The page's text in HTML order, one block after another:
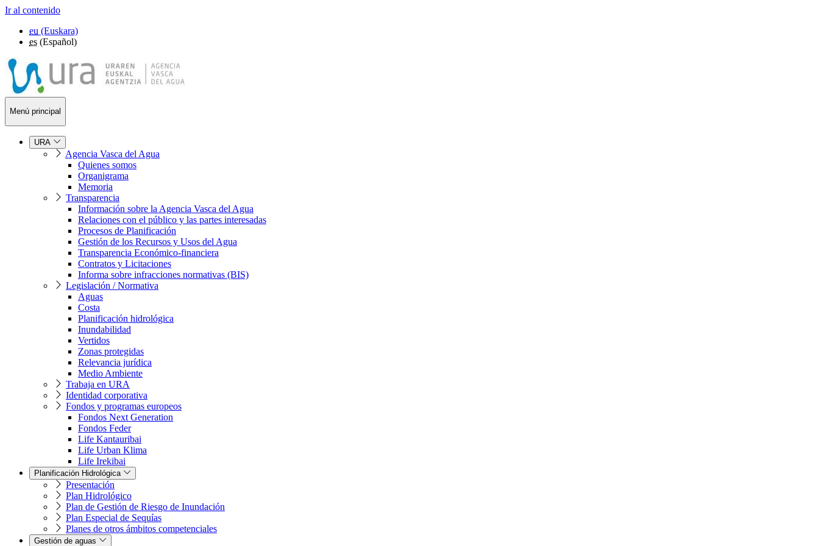
Ir al contenido
eu (Euskara)
es (Español)
Menú principal
URA
Agencia Vasca del Agua
Quienes somos
Organigrama
Memoria
Transparencia
Información sobre la Agencia Vasca del Agua
Relaciones con el público y las partes interesadas
Procesos de Planificación
Gestión de los Recursos y Usos del Agua
Transparencia Económico-financiera
Contratos y Licitaciones
Informa sobre infracciones normativas (BIS)
Legislación / Normativa
Aguas
Costa
Planificación hidrológica
Inundabilidad
Vertidos
Zonas protegidas
Relevancia jurídica
Medio Ambiente
Trabaja en URA
Identidad corporativa
Fondos y programas europeos
Fondos Next Generation
Fondos Feder
Life Kantauribai
Life Urban Klima
Life Irekibai
Planificación Hidrológica
Presentación
Plan Hidrológico
Plan de Gestión de Riesgo de Inundación
Plan Especial de Sequías
Planes de otros ámbitos competenciales
Gestión de aguas